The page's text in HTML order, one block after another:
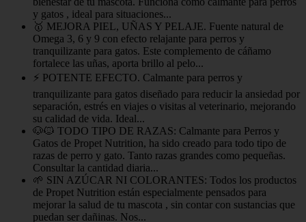
y gatos , ideal para situaciones...
🥇 MEJORA PIEL, UÑAS Y PELAJE. Fuente natural de
Omega 3, 6 y 9 con efecto relajante para perros y
tranquilizante para gatos. Este complemento de cáñamo
fortalece las uñas, aporta brillo al pelo...
⚡ POTENTE EFECTO. Calmante para perros y
tranquilizante para gatos diseñado para reducir la ansiedad por
separación, estrés en viajes o visitas al veterinario, mejorando
su calidad de vida. Ideal...
🐶🐱 TODO TIPO DE RAZAS: Calmante para Perros y
Gatos de Propet Nutrition, ha sido creado para todo tipo de
razas de perro y gato. Tanto razas grandes como pequeñas.
Consultar la cantidad diaria...
🌱 SIN AZÚCAR NI COLORANTES: Todos los productos
de Propet Nutrition están especialmente pensados para
mejorar la salud de tu mascota , sin contar con sustancias que
puedan ser dañinas. Nos...